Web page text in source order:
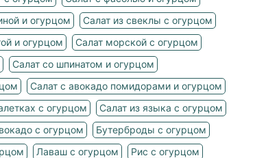
и огурцом
Салат из свеклы с огурцом
и огурцом
Салат морской с огурцом
Салат со шпинатом и огурцом
Салат с авокадо помидорами и огурцом
с огурцом
Салат из языка с огурцом
с огурцом
Бутерброды с огурцом
Лаваш с огурцом
Рис с огурцом